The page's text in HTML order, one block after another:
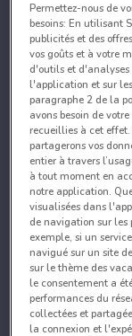
Permettez-nous de
besoins: En utilisant
publicités et des
vos goûts et à votre
d'outils et d'analyses
l'application et sur
paragraphe 2 de la
avons besoin de
recueillies à cet
partagerons vos
entier à travers
à tout moment en
notre application.
visualisées dans
de navigation sur les
exemple, si un
navigué sur un site
sur le thème des
le consentement a
performances du
collectées et
la connexion et